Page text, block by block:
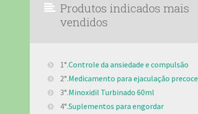
Produtos indicados mais
vendidos
1°.Controle da ansiedade e compulsão
2°.Medicamento para ejaculação precoce
3°.Minoxidil Turbinado 60ml
4°.Suplementos para engordar